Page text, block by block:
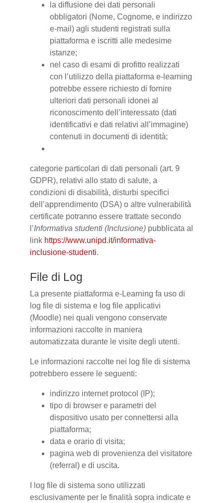
la diffusione dei dati personali
obbligatori (Nome, Cognome, e indirizzo
e-mail) agli studenti registrati sulla
piattaforma e iscritti alle medesime
istanze;
nel caso di esami di profitto realizzati
con l’utilizzo della piattaforma e-learning
potrebbe essere richiesto di fornire
ulteriori dati personali idonei al
riconoscimento dell’interessato (dati
identificativi e dati relativi all’immagine)
contenuti in documenti di identità;
categorie particolari di dati personali (art. 9
GDPR), relativi allo stato di salute, a
condizioni di disabilità, disturbi specifici
dell’apprendimento (DSA) o altre vulnerabilità
certificate potranno essere trattate secondo
l’Informativa studenti (Inclusione) pubblicata al
link https://www.unipd.it/informativa-
inclusione-studenti.
File di Log
La presente piattaforma e-Learning fa uso di
log file di sistema e log file applicativi
(Moodle) nei quali vengono conservate
informazioni raccolte in maniera
automatizzata durante le visite degli utenti.
Le informazioni raccolte nei log file di sistema
potrebbero essere le seguenti:
indirizzo internet protocol (IP);
tipo di browser e parametri del
dispositivo usato per connettersi alla
piattaforma;
data e orario di visita;
pagina web di provenienza del visitatore
(referral) e di uscita.
I log file di sistema sono utilizzati
esclusivamente per le finalità sopra indicate e